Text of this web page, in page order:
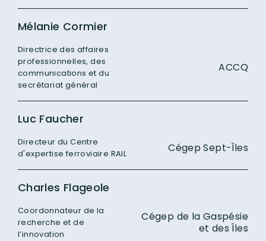
Mélanie Cormier
Directrice des affaires
professionnelles, des
communications et du
secrétariat général
ACCQ
Luc Faucher
Directeur du Centre
d'expertise ferroviaire RAIL
Cégep Sept-Îles
Charles Flageole
Coordonnateur de la
recherche et de
l’innovation
Cégep de la Gaspésie
et des Îles